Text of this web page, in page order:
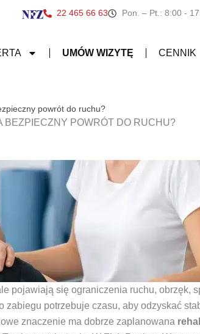
22 465 66 63 Pon. – Pt.: 8:00 -
UMÓW WIZYTĘ CENNIK
powrót do ruchu?
BEZPIECZNY POWRÓT DO RUCHU?
pojawiają się ograniczenia ruchu, obrzęk,
potrzebuje czasu, aby odzyskać
znaczenie ma dobrze zaplanowana